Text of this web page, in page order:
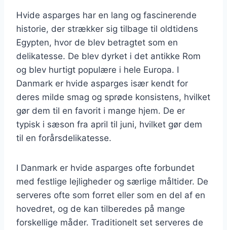
Hvide asparges har en lang og fascinerende
historie, der strækker sig tilbage til oldtidens
Egypten, hvor de blev betragtet som en
delikatesse. De blev dyrket i det antikke Rom
og blev hurtigt populære i hele Europa. I
Danmark er hvide asparges især kendt for
deres milde smag og sprøde konsistens, hvilket
gør dem til en favorit i mange hjem. De er
typisk i sæson fra april til juni, hvilket gør dem
til en forårsdelikatesse.
I Danmark er hvide asparges ofte forbundet
med festlige lejligheder og særlige måltider. De
serveres ofte som forret eller som en del af en
hovedret, og de kan tilberedes på mange
forskellige måder. Traditionelt set serveres de